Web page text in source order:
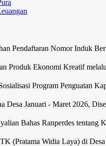
Pendaftaran Nomor Induk
Produk Ekonomi Kreatif
Program Penguatan
Desa Januari - Maret 2026,
Bahas Ranperdes tentang
(Pratama Widia Laya) di